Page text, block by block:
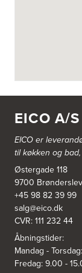
2635 Ishøj
https://
3831: Power
Rødovre
2610 Rødovre
https://
3832: Power
Japanvej 8
4200 Slagelse
Tel.:70338080
https://
EICO A/S
EICO er
til køkken og
Østergade 118
9700 Brønderslev
+45 98 82 39 99
salg@eico.dk
CVR: 111 232 44
Åbningstider:
Mandag -
Fredag: 9.00 -